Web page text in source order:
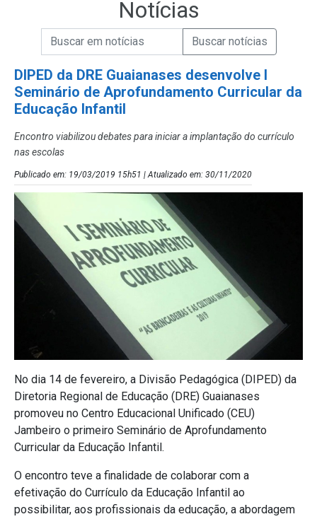
Notícias
Campo de Busca de Notícias
Campo de Busca de informaçõesEnviar a Busca de Notícias
DIPED da DRE Guaianases desenvolve I
Seminário de Aprofundamento Curricular da
Educação Infantil
Encontro viabilizou debates para iniciar a implantação do currículo
nas escolas
Publicado em: 19/03/2019 15h51 | Atualizado em: 30/11/2020
No dia 14 de fevereiro, a Divisão Pedagógica (DIPED) da
Diretoria Regional de Educação (DRE) Guaianases
promoveu no Centro Educacional Unificado (CEU)
Jambeiro o primeiro Seminário de Aprofundamento
Curricular da Educação Infantil.
O encontro teve a finalidade de colaborar com a
efetivação do Currículo da Educação Infantil ao
possibilitar, aos profissionais da educação, a abordagem